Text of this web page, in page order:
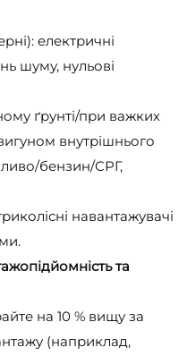
електричні
шуму, нульові
ґрунті/при важких
внутрішнього
бензин/СРГ,
навантажувачі
та
на 10 % вищу за
(наприклад,